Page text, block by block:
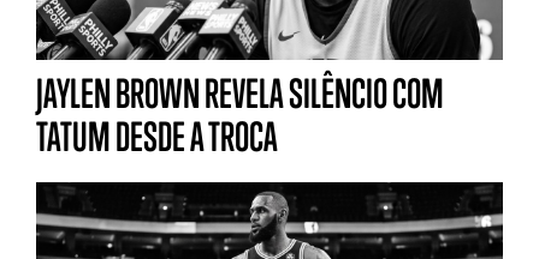
JAYLEN BROWN REVELA SILÊNCIO COM
TATUM DESDE A TROCA